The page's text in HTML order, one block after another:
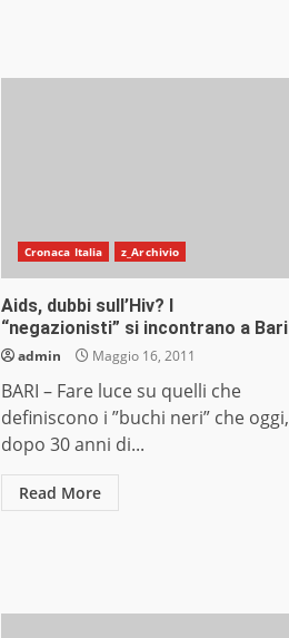
Cronaca Italia z_Archivio
Aids, dubbi sull’Hiv? I
“negazionisti” si incontrano a Bari
admin Maggio 16, 2011
BARI – Fare luce su quelli che
definiscono i ”buchi neri” che oggi,
dopo 30 anni di...
Read More